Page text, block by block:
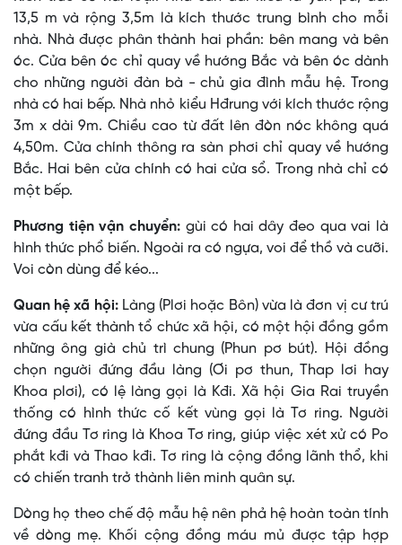
13,5 m và rộng 3,5m là kích thước trung bình cho mỗi
nhà. Nhà được phân thành hai phần: bên mang và bên
óc. Cửa bên óc chỉ quay về hướng Bắc và bên óc dành
cho những người đàn bà - chủ gia đình mẫu hệ. Trong
nhà có hai bếp. Nhà nhỏ kiểu Hđrung với kích thước rộng
3m x dài 9m. Chiều cao từ đất lên đòn nóc không quá
4,50m. Cửa chính thông ra sàn phơi chỉ quay về hướng
Bắc. Hai bên cửa chính có hai cửa sổ. Trong nhà chỉ có
một bếp.
Phương tiện vận chuyển:gùi có hai dây đeo qua vai là
hình thức phổ biến. Ngoài ra có ngựa, voi để thồ và cưỡi.
Voi còn dùng để kéo...
Quan hệ xã hội:Làng (Plơi hoặc Bôn) vừa là đơn vị cư trú
vừa cấu kết thành tổ chức xã hội, có một hội đồng gồm
những ông già chủ trì chung (Phun pơ bút). Hội đồng
chọn người đứng đầu làng (Ơi pơ thun, Thap lơi hay
Khoa plơi), có lệ làng gọi là Kđi. Xã hội Gia Rai truyền
thống có hình thức cố kết vùng gọi là Tơ ring. Người
đứng đầu Tơ ring là Khoa Tơ ring, giúp việc xét xử có Po
phắt kđi và Thao kđi. Tơ ring là cộng đồng lãnh thổ, khi
có chiến tranh trở thành liên minh quân sự.
Dòng họ theo chế độ mẫu hệ nên phả hệ hoàn toàn tính
về dòng mẹ. Khối cộng đồng máu mủ được tập hợp